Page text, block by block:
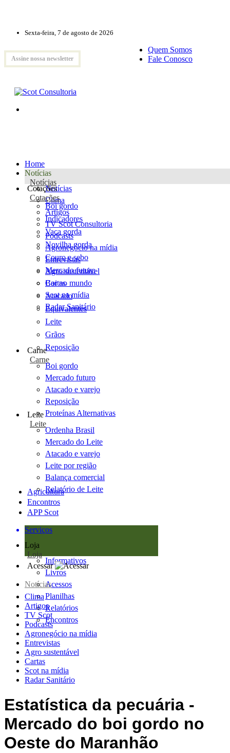
Sexta-feira, 7 de agosto de 2026
Assine nossa newsletter
Quem Somos
Fale Conosco
Home
Notícias
Notícias
Notícias
Clima
Artigos
TV Scot Consultoria
Podcasts
Agronegócio na mídia
Entrevistas
Agro sustentável
Cartas
Scot na mídia
Radar Sanitário
Cotações
Cotações
Boi gordo
Indicadores
Vaca gorda
Novilha gorda
Couro e sebo
Mercado futuro
Boi no mundo
Atacado
Equivalentes
Leite
Grãos
Reposição
Carne
Carne
Boi gordo
Mercado futuro
Atacado e varejo
Reposição
Proteínas Alternativas
Leite
Leite
Ordenha Brasil
Mercado do Leite
Atacado e varejo
Leite por região
Balança comercial
Relatório de Leite
Agricultura
Encontros
APP Scot
Serviços
Loja
Loja
Informativos
Livros
Acessos
Planilhas
Relatórios
Encontros
Acessar
Notícias
Clima
Artigos
TV Scot
Podcasts
Agronegócio na mídia
Entrevistas
Agro sustentável
Cartas
Scot na mídia
Radar Sanitário
Estatística da pecuária -
Mercado do boi gordo no
Oeste do Maranhão